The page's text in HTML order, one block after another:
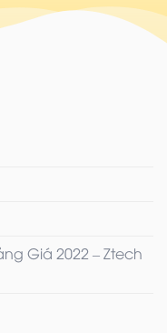
Giá 2022 – Ztech